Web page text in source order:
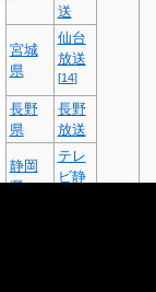
送
宮城
県
仙台
放送
[14]
長野
県
長野
放送
静岡
県
テレ
ビ静